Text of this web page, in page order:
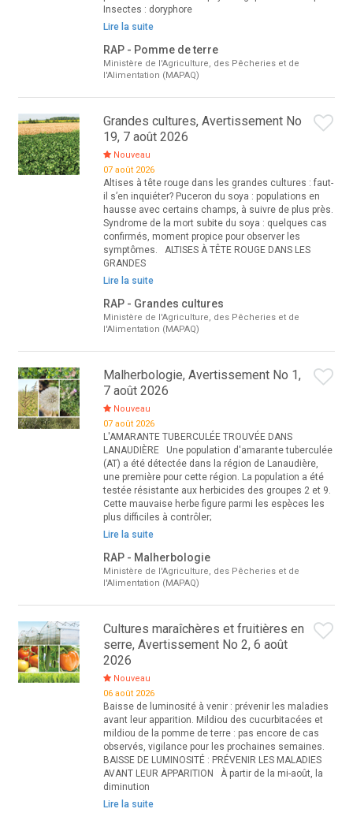
Insectes : doryphore
Lire la suite
RAP - Pomme de terre
Ministère de l'Agriculture, des Pêcheries et de
l'Alimentation (MAPAQ)
Grandes cultures, Avertissement No
19, 7 août 2026
Nouveau
07 août 2026
Altises à tête rouge dans les grandes cultures : faut-
il s’en inquiéter? Puceron du soya : populations en
hausse avec certains champs, à suivre de plus près.
Syndrome de la mort subite du soya : quelques cas
confirmés, moment propice pour observer les
symptômes. ALTISES À TÊTE ROUGE DANS LES
GRANDES
Lire la suite
RAP - Grandes cultures
Ministère de l'Agriculture, des Pêcheries et de
l'Alimentation (MAPAQ)
Malherbologie, Avertissement No 1,
7 août 2026
Nouveau
07 août 2026
L'AMARANTE TUBERCULÉE TROUVÉE DANS
LANAUDIÈRE Une population d'amarante tuberculée
(AT) a été détectée dans la région de Lanaudière,
une première pour cette région. La population a été
testée résistante aux herbicides des groupes 2 et 9.
Cette mauvaise herbe figure parmi les espèces les
plus difficiles à contrôler;
Lire la suite
RAP - Malherbologie
Ministère de l'Agriculture, des Pêcheries et de
l'Alimentation (MAPAQ)
Cultures maraîchères et fruitières en
serre, Avertissement No 2, 6 août
2026
Nouveau
06 août 2026
Baisse de luminosité à venir : prévenir les maladies
avant leur apparition. Mildiou des cucurbitacées et
mildiou de la pomme de terre : pas encore de cas
observés, vigilance pour les prochaines semaines.
BAISSE DE LUMINOSITÉ : PRÉVENIR LES MALADIES
AVANT LEUR APPARITION À partir de la mi-août, la
diminution
Lire la suite